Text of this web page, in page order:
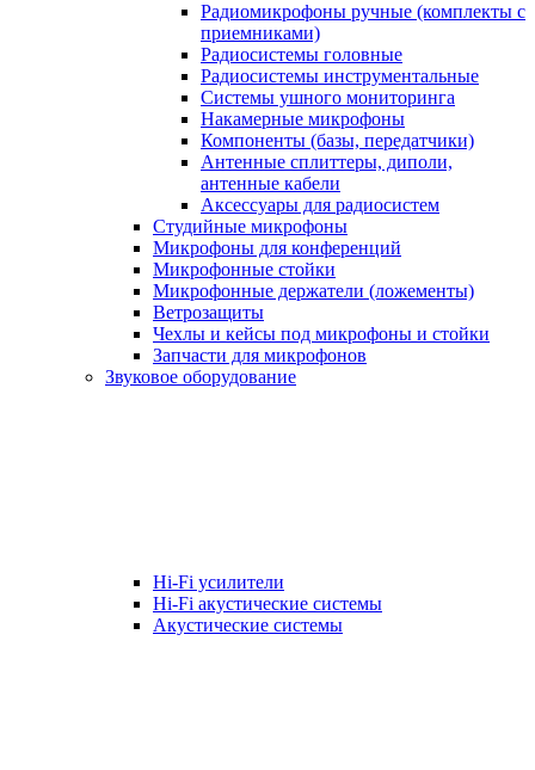
Радиомикрофоны ручные (комплекты с
приемниками)
Радиосистемы головные
Радиосистемы инструментальные
Системы ушного мониторинга
Накамерные микрофоны
Компоненты (базы, передатчики)
Антенные сплиттеры, диполи,
антенные кабели
Аксесcуары для радиосистем
Студийные микрофоны
Микрофоны для конференций
Микрофонные стойки
Микрофонные держатели (ложементы)
Ветрозащиты
Чехлы и кейсы под микрофоны и стойки
Запчасти для микрофонов
Звуковое оборудование
Hi-Fi усилители
Hi-Fi акустические системы
Акустические системы